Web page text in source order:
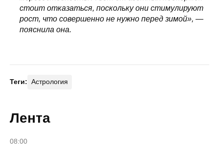
стоит отказаться, поскольку они стимулируют
рост, что совершенно не нужно перед зимой», —
пояснила она.
Теги: Астрология
Лента
08:00